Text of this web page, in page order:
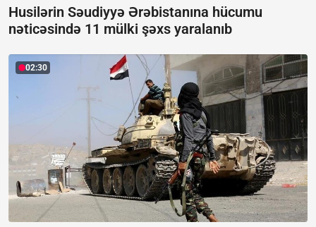
Husilərin Səudiyyə Ərəbistanına hücumu
nəticəsində 11 mülki şəxs yaralanıb
02:30